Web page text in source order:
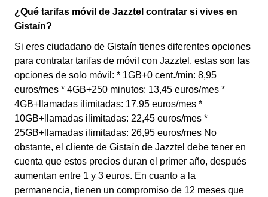
¿Qué tarifas móvil de Jazztel contratar si vives en
Gistaín?
Si eres ciudadano de Gistaín tienes diferentes opciones
para contratar tarifas de móvil con Jazztel, estas son las
opciones de solo móvil: * 1GB+0 cent./min: 8,95
euros/mes * 4GB+250 minutos: 13,45 euros/mes *
4GB+llamadas ilimitadas: 17,95 euros/mes *
10GB+llamadas ilimitadas: 22,45 euros/mes *
25GB+llamadas ilimitadas: 26,95 euros/mes No
obstante, el cliente de Gistaín de Jazztel debe tener en
cuenta que estos precios duran el primer año, después
aumentan entre 1 y 3 euros. En cuanto a la
permanencia, tienen un compromiso de 12 meses que